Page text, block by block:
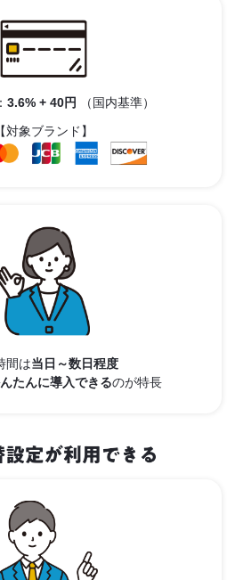
3.6% + 40円 （国内基準）
【対象ブランド】
間は当日～数日程度
たんに導入できるのが特長